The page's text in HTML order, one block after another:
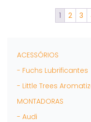
1 2 3
ACESSÓRIOS
- Fuchs Lubrificantes
- Little Trees
MONTADORAS
- Audi